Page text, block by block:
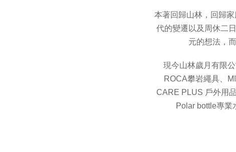
本著回歸山林，回歸
代的變遷以及周休二
元的想法，
現今山林歲月有限
ROCA攀岩繩具、
CARE PLUS 戶外用
Polar bottle專業